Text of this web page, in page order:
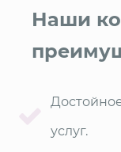
Наши
услуг.